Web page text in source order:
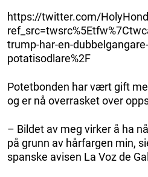
https://twitter.com/
trump-har-en-
potatisodlare%2F
Potetbonden har vært gift
og er nå overrasket over
– Bildet av meg virker å ha
på grunn av hårfargen min,
spanske avisen La Voz de